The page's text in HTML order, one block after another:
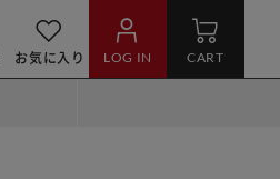
お気に入り LOG IN CART